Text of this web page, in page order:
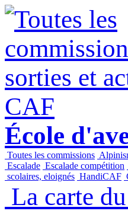
École
Toutes les commissions
Escalade Escalade compétition
scolaires, eloignés HandiCAF
La carte